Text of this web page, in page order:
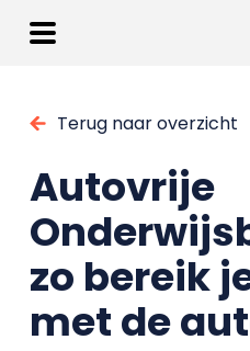
Terug naar overzicht
Autovrije
zo bereik
met de